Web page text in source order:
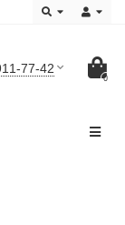
77-42
0